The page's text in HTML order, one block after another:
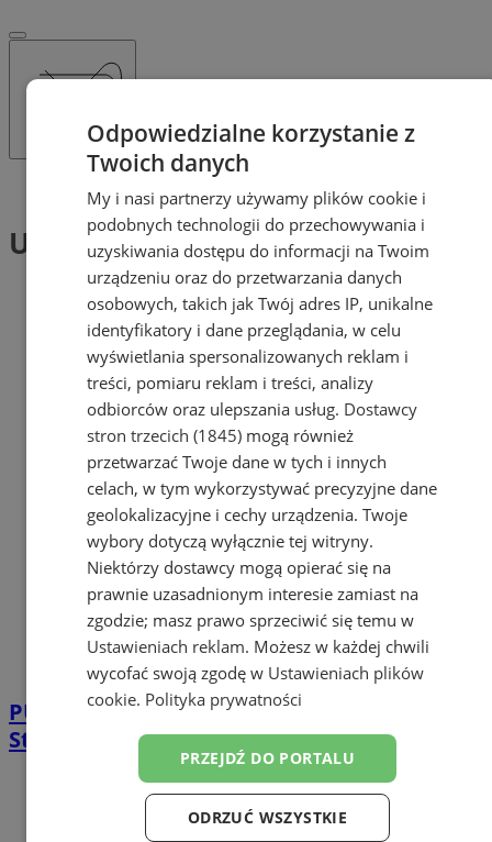
Tag: Urząd Pracy
Urząd Pracy (2)
PUP Żory rusza z naborem na staże EFS+.
Start 15 stycznia, decyduje kolejność
Odpowiedzialne korzystanie z
Twoich danych
My i nasi partnerzy używamy plików cookie i
podobnych technologii do przechowywania i
uzyskiwania dostępu do informacji na Twoim
urządzeniu oraz do przetwarzania danych
osobowych, takich jak Twój adres IP, unikalne
identyfikatory i dane przeglądania, w celu
wyświetlania spersonalizowanych reklam i
treści, pomiaru reklam i treści, analizy
odbiorców oraz ulepszania usług. Dostawcy
stron trzecich (1845) mogą również
przetwarzać Twoje dane w tych i innych
celach, w tym wykorzystywać precyzyjne dane
geolokalizacyjne i cechy urządzenia. Twoje
wybory dotyczą wyłącznie tej witryny.
Niektórzy dostawcy mogą opierać się na
prawnie uzasadnionym interesie zamiast na
zgodzie; masz prawo sprzeciwić się temu w
Ustawieniach reklam. Możesz w każdej chwili
wycofać swoją zgodę w Ustawieniach plików
cookie. Polityka prywatności
PRZEJDŹ DO PORTALU
ODRZUĆ WSZYSTKIE